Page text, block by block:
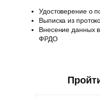
Удостоверение о
Выписка из
Внесение данных
ФРДО